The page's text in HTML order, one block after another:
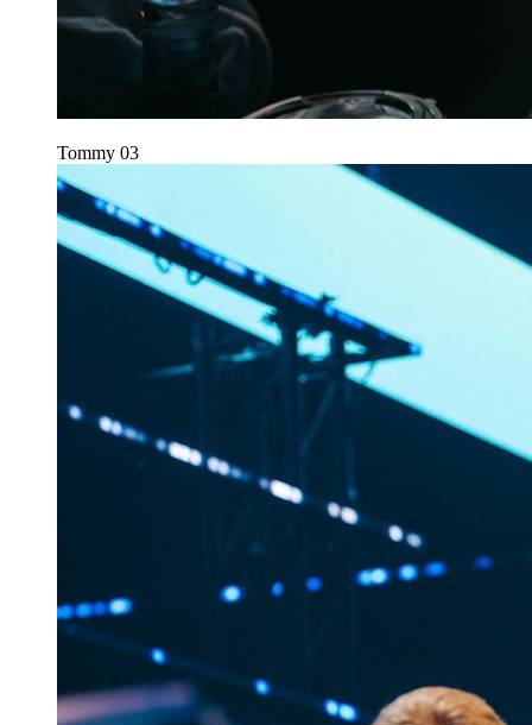
Tommy 03